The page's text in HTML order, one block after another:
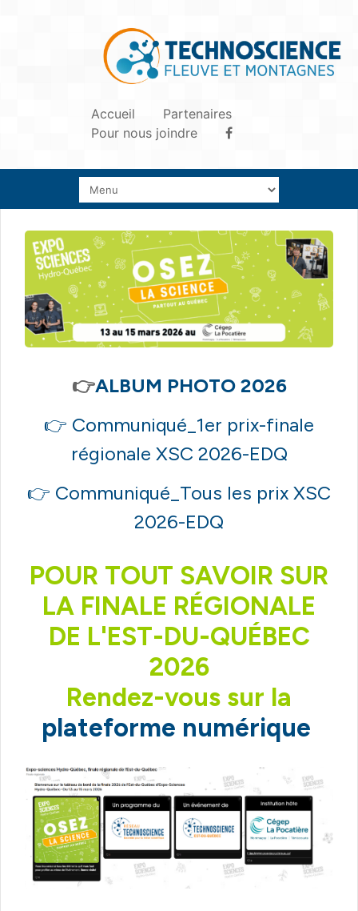
Accueil
Partenaires
Pour nous joindre
👉ALBUM PHOTO 2026
👉 Communiqué_1er prix-finale
régionale XSC 2026-EDQ
👉 Communiqué_Tous les prix XSC
2026-EDQ
POUR TOUT SAVOIR SUR
LA FINALE RÉGIONALE
DE L'EST-DU-QUÉBEC
2026
Rendez-vous sur la
plateforme numérique